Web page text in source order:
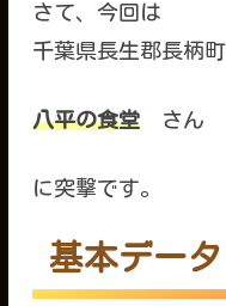
さて、今回は
千葉県長生郡長柄
八平の食堂さん
に突撃です。
基本データ